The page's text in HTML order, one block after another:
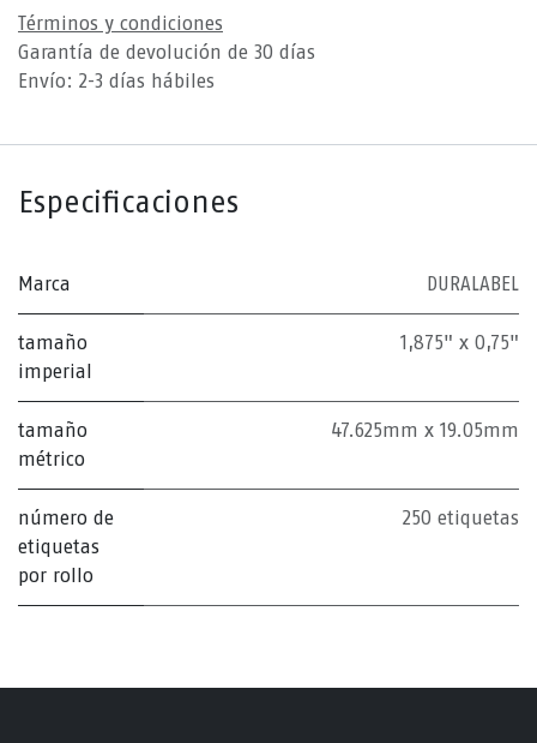
Términos y condiciones
Garantía de devolución de 30 días
Envío: 2-3 días hábiles
Especificaciones
Marca DURALABEL
tamaño
imperial
1,875" x 0,75"
tamaño
métrico
47.625mm x 19.05mm
número de
etiquetas
por rollo
250 etiquetas